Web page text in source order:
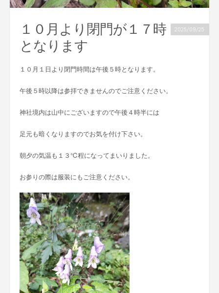
１０月より閉門が１７時
となります
2025/09/25
１０月１日より閉門時間は午後５時となります。
午後５時以降は参拝できませんのでご注意ください。
神社境内は山中にございますので午後４時半には
足元も暗くなりますのでお気を付け下さい。
朝夕の気温も１３℃程になってまいりました。
お参りの際は服装にもご注意ください。